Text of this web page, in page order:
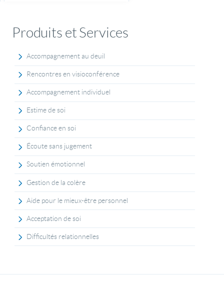
Produits et Services
Accompagnement au deuil
Rencontres en visioconférence
Accompagnement individuel
Estime de soi
Confiance en soi
Écoute sans jugement
Soutien émotionnel
Gestion de la colère
Aide pour le mieux-être personnel
Acceptation de soi
Difficultés relationnelles